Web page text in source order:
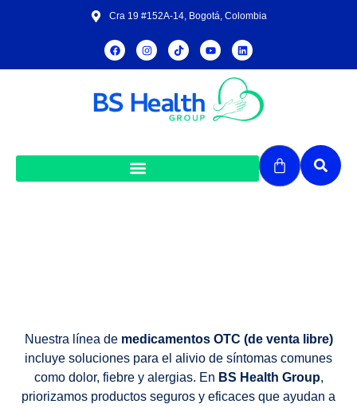
Cra 19 #152A-14, Bogotá, Colombia
Nuestra línea de medicamentos OTC (de venta libre)
incluye soluciones para el alivio de síntomas comunes
como dolor, fiebre y alergias. En BS Health Group,
priorizamos productos seguros y eficaces que ayudan a